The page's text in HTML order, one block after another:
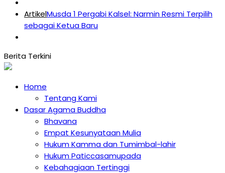
ArtikelMusda 1 Pergabi Kalsel: Narmin Resmi Terpilih
sebagai Ketua Baru
Home
Tentang Kami
Dasar Agama Buddha
Bhavana
Empat Kesunyataan Mulia
Hukum Kamma dan Tumimbal-lahir
Hukum Paticcasamupada
Kebahagiaan Tertinggi